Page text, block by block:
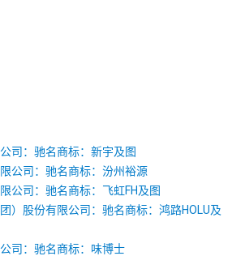
司：驰名商标：新宇及图
公司：驰名商标：汾州裕源
公司：驰名商标：飞虹FH及图
）股份有限公司：驰名商标：鸿路HOLU及
司：驰名商标：味博士